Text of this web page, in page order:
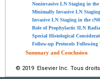
Noninvasive LN Staging in the
Minimally Invasive LN
Invasive LN Staging in the
Role of Prophylactic ILN
Special Histological
Follow-up Protocols Following
Summary and Conclusion
© 2019 Elsevier Inc. Tous